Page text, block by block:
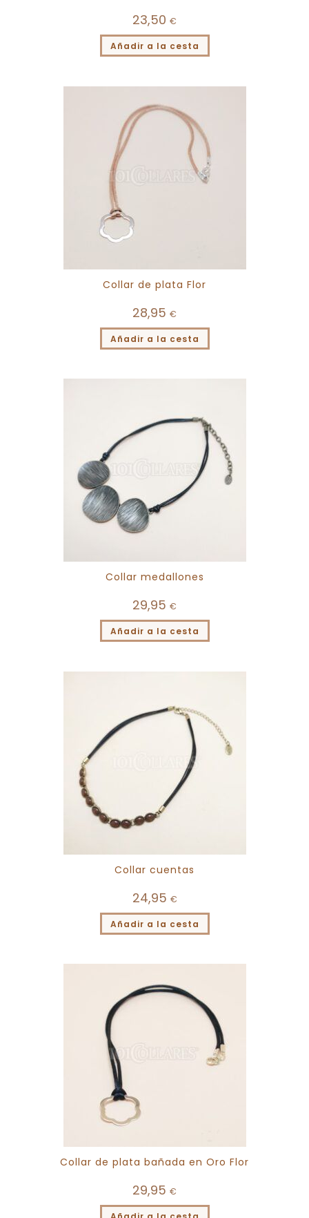
23,50 €
Añadir a la cesta
Collar de plata Flor
28,95 €
Añadir a la cesta
Collar medallones
29,95 €
Añadir a la cesta
Collar cuentas
24,95 €
Añadir a la cesta
Collar de plata bañada en Oro Flor
29,95 €